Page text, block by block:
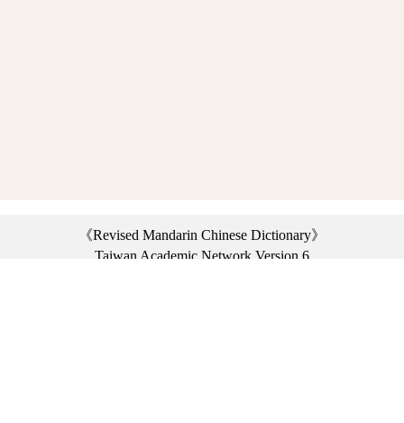
《Revised Mandarin Chinese Dictionary》
Taiwan Academic Network Version 6